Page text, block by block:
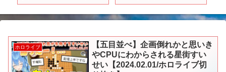
ホロライブ
【五目並べ】企画倒れかと思いき
やCPUにわからされる星街すい
せい【2024.02.01/ホロライブ切